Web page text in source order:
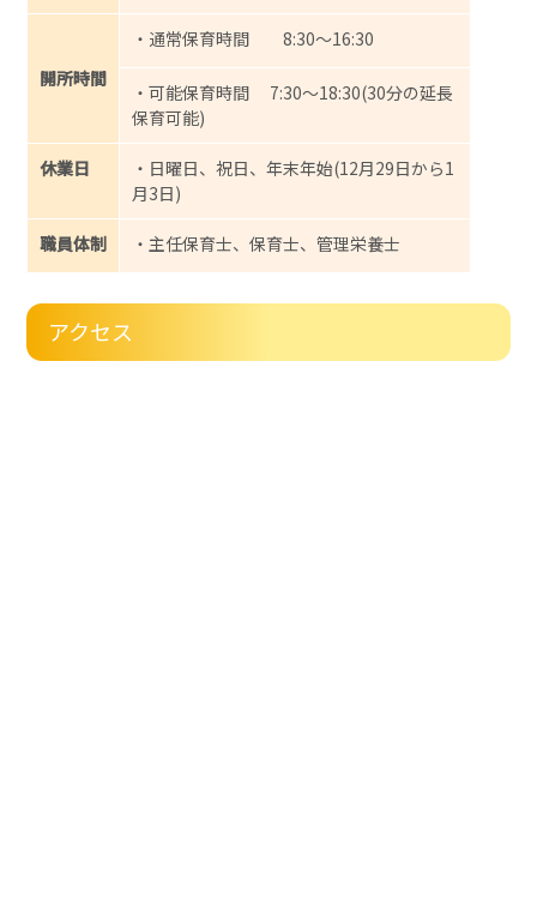
開所時間
・通常保育時間 8:30～16:30
・可能保育時間 7:30～18:30(30分の延長
保育可能)
休業日
・日曜日、祝日、年末年始(12月29日から1
月3日)
職員体制 ・主任保育士、保育士、管理栄養士
アクセス